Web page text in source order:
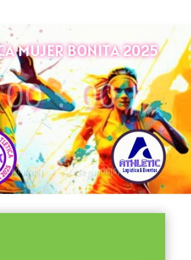
MUJER BONITA 2025
00
Minuto(s)
: 00
Segundo(s)